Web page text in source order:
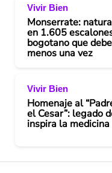
Vivir Bien
Monserrate:
en 1.605
bogotano que
menos una vez
Vivir Bien
Homenaje al
el Cesar”: legado
inspira la